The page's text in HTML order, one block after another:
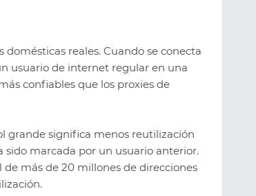
reales. Cuando se conecta
usuario de internet regular en una
confiables que los proxies de
grande significa menos reutilización
sido marcada por un usuario anterior.
de más de 20 millones de direcciones